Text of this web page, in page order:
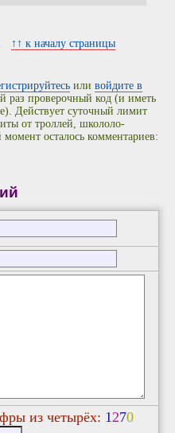
↑↑ к началу страницы
иливойдите в
раз проверочный код (и иметь
Действует суточный лимит
от троллей, школоло-
осталось комментариев:
из четырёх: 1270